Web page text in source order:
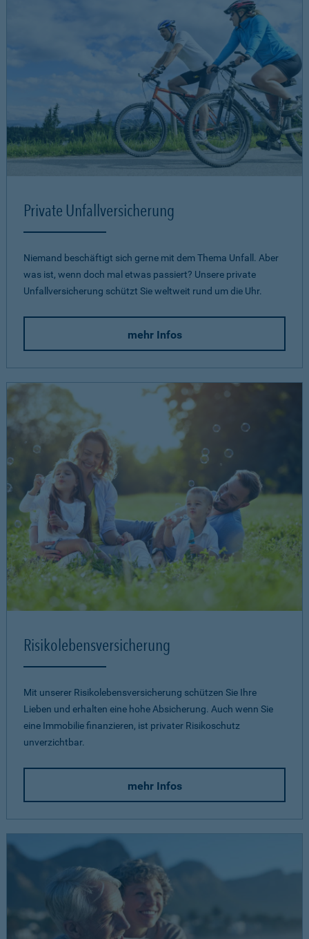
Private Unfallversicherung
Niemand beschäftigt sich gerne mit dem Thema Unfall. Aber
was ist, wenn doch mal etwas passiert? Unsere private
Unfallversicherung schützt Sie weltweit rund um die Uhr.
mehr Infos
Risikolebensversicherung
Mit unserer Risikolebensversicherung schützen Sie Ihre
Lieben und erhalten eine hohe Absicherung. Auch wenn Sie
eine Immobilie finanzieren, ist privater Risikoschutz
unverzichtbar.
mehr Infos